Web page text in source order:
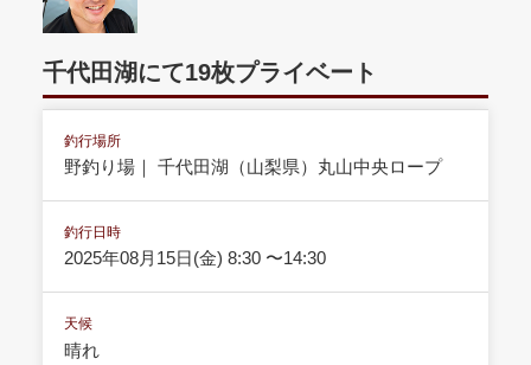
千代田湖にて19枚プライベート
釣行場所
野釣り場｜ 千代田湖（山梨県）丸山中央ロープ
釣行日時
2025年08月15日(金) 8:30 〜14:30
天候
晴れ